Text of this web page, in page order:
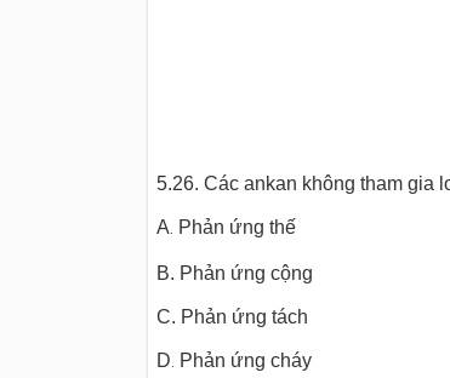
5.26. Các ankan không tham gia
A. Phản ứng thế
B. Phản ứng cộng
C. Phản ứng
D. Phản ứng cháy